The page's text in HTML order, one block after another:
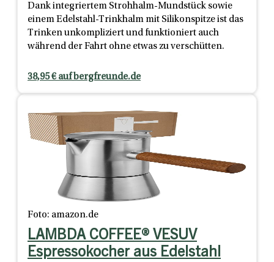
Dank integriertem Strohhalm-Mundstück sowie
einem Edelstahl-Trinkhalm mit Silikonspitze ist das
Trinken unkompliziert und funktioniert auch
während der Fahrt ohne etwas zu verschütten.
38,95 € auf bergfreunde.de
Foto: amazon.de
LAMBDA COFFEE® VESUV
Espressokocher aus Edelstahl